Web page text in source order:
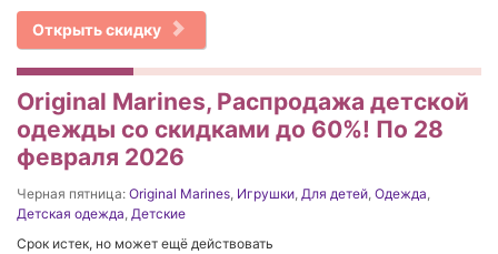
Открыть скидку
Original Marines, Распродажа детской
одежды со скидками до 60%! По 28
февраля 2026
Черная пятница: Original Marines, Игрушки, Для детей, Одежда,
Детская одежда, Детские
Срок истек, но может ещё действовать